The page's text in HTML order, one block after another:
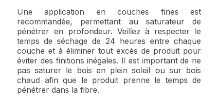
Une application en couches fines est
recommandée, permettant au saturateur de
pénétrer en profondeur. Veillez à respecter le
temps de séchage de 24 heures entre chaque
couche et à éliminer tout excès de produit pour
éviter des finitions inégales. Il est important de ne
pas saturer le bois en plein soleil ou sur bois
chaud afin que le produit prenne le temps de
pénétrer dans la fibre.